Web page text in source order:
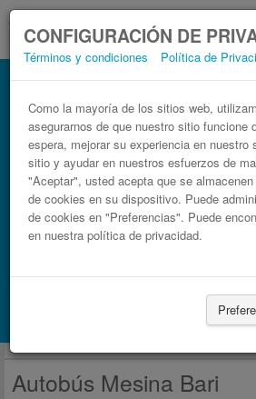
CONFIGURACIÓN DE
Términos y condiciones Política de
Como la mayoría de los sitios web,
asegurarnos de que nuestro sitio funcione
espera, mejorar su experiencia en nuestro
sitio y ayudar en nuestros esfuerzos de
"Aceptar", usted acepta que se
de cookies en su dispositivo. Puede
de cookies en "Preferencias". Puede
en nuestra política de privacidad.
Autobús Bari
Billetes de autobuses en
Busca también alojamiento
Autobús Mesina Bari